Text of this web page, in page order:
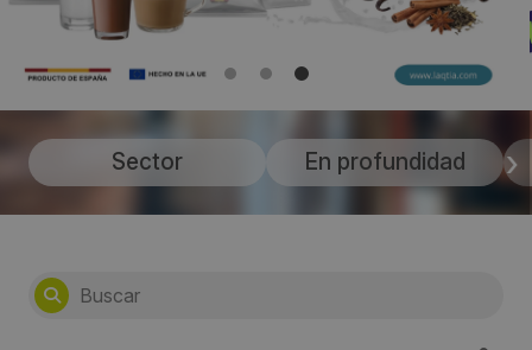
Sector En profundidad